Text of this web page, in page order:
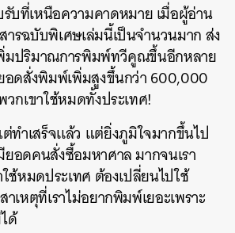
บที่เหนือความคาดหมาย เมื่อผู้อ่าน
รฉบับพิเศษเล่มนี้เป็นจำนวนมาก ส่ง
มปริมาณการพิมพ์ทวีคูณขึ้นอีกหลาย
อดสั่งพิมพ์เพิ่มสูงขึ้นกว่า 600,000
กเขาใช้หมดทั้งประเทศ!
ทำเสร็จเเล้ว แต่ยิ่งภูมิใจมากขึ้นไป
อดคนสั่งซื้อมหาศาล มากจนเรา
ช้หมดประเทศ ต้องเปลี่ยนไปใช้
เหตุที่เราไม่อยากพิมพ์เยอะเพราะ
ด้
TWEET LINE EMAIL